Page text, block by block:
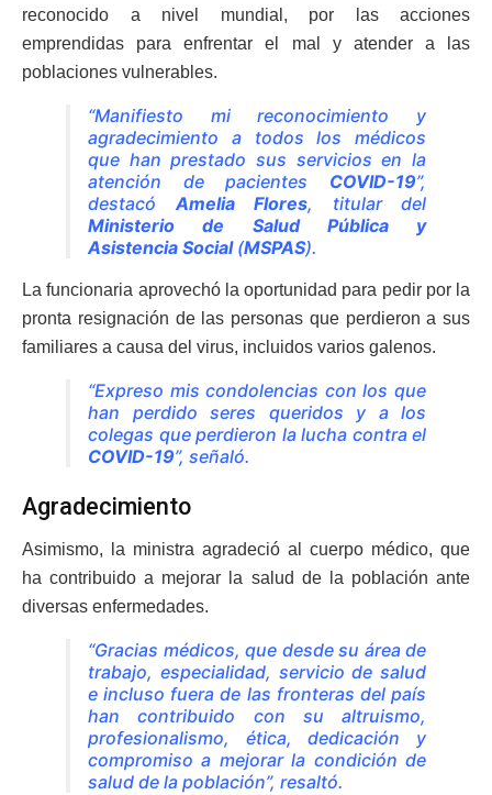
reconocido a nivel mundial, por las acciones
emprendidas para enfrentar el mal y atender a las
poblaciones vulnerables.
“Manifiesto mi reconocimiento y
agradecimiento a todos los médicos
que han prestado sus servicios en la
atención de pacientes COVID-19”,
destacó Amelia Flores, titular del
Ministerio de Salud Pública y
Asistencia Social(MSPAS).
La funcionaria aprovechó la oportunidad para pedir por la
pronta resignación de las personas que perdieron a sus
familiares a causa del virus, incluidos varios galenos.
“Expreso mis condolencias con los que
han perdido seres queridos y a los
colegas que perdieron la lucha contra el
COVID-19”, señaló.
Agradecimiento
Asimismo, la ministra agradeció al cuerpo médico, que
ha contribuido a mejorar la salud de la población ante
diversas enfermedades.
“Gracias médicos, que desde su área de
trabajo, especialidad, servicio de salud
e incluso fuera de las fronteras del país
han contribuido con su altruismo,
profesionalismo, ética, dedicación y
compromiso a mejorar la condición de
salud de la población”, resaltó.